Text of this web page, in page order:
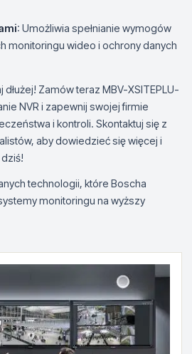
: Umożliwia spełnianie wymogów
monitoringu wideo i ochrony danych
dłużej! Zamów teraz MBV-XSITEPLU-
NVR i zapewnij swojej firmie
i kontroli. Skontaktuj się z
aby dowiedzieć się więcej i
technologii, które Boscha
monitoringu na wyższy